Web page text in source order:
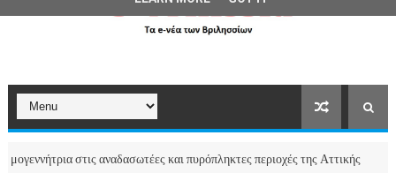
στις αναδασωτέες και πυρόπληκτες περιοχές της Αττικής ΒΡΙΛΗΣΣΙΑ